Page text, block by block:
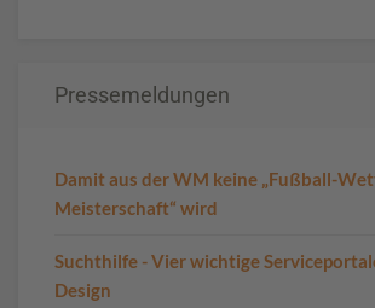
Pressemeldungen
Damit aus der WM keine „Fußball-
Meisterschaft“ wird
Suchthilfe - Vier wichtige
Design